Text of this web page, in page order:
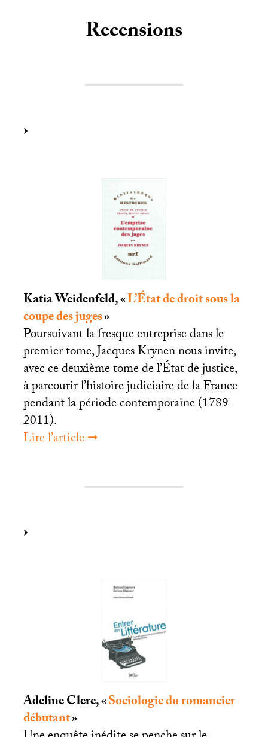
Recensions
Katia Weidenfeld, «L’État de droit sous la
coupe des juges»
Poursuivant la fresque entreprise dans le
premier tome, Jacques Krynen nous invite,
avec ce deuxième tome de l’État de justice,
à parcourir l’histoire judiciaire de la France
pendant la période contemporaine (1789-
2011).
Lire l’article ➞
Adeline Clerc, «Sociologie du romancier
débutant»